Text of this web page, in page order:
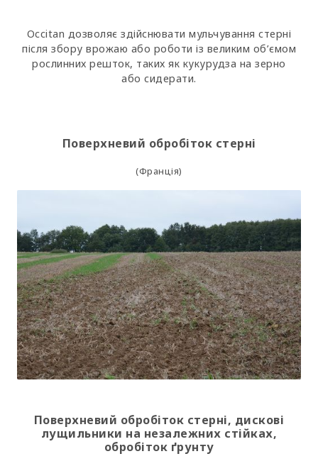
Occitan дозволяє здійснювати мульчування стерні
після збору врожаю або роботи із великим об’ємом
рослинних решток, таких як кукурудза на зерно
або сидерати.
Поверхневий обробіток стерні
(Франція)
Поверхневий обробіток стерні, дискові
лущильники на незалежних стійках,
обробіток ґрунту